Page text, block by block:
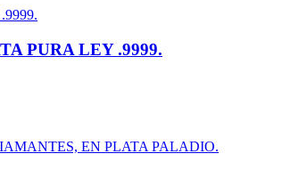
PURA LEY .9999.